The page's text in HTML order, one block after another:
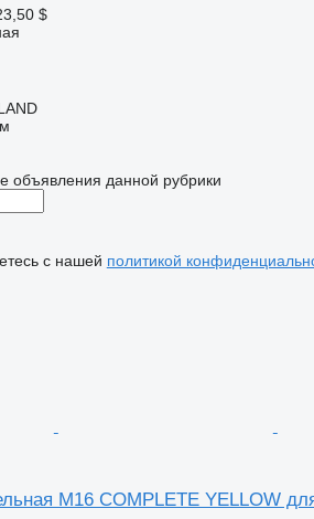
$
объявления данной рубрики
с нашей политикой
M16 COMPLETE YELLOW